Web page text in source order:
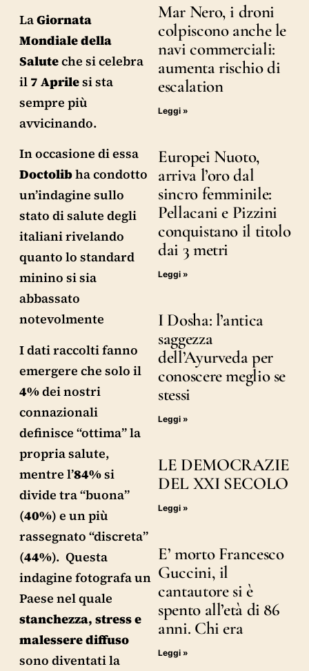
LaGiornata
Mondiale della
Saluteche si celebra
il7 Aprilesi sta
sempre più
avvicinando.
In occasione di essa
Doctolibha condotto
un’indagine sullo
stato di salute degli
italiani rivelando
quanto lo standard
minino si sia
abbassato
notevolmente
I dati raccolti fanno
emergere che solo il
4%dei nostri
connazionali
definisce “ottima” la
propria salute,
mentre l’84%si
divide tra “buona”
(40%) e un più
rassegnato “discreta”
(44%). Questa
indagine fotografa un
Paese nel quale
stanchezza, stress e
malessere diffuso
sono diventati la
Mar Nero, i droni
colpiscono anche le
navi commerciali:
aumenta rischio di
escalation
Leggi »
Europei Nuoto,
arriva l’oro dal
sincro femminile:
Pellacani e Pizzini
conquistano il titolo
dai 3 metri
Leggi »
I Dosha: l’antica
saggezza
dell’Ayurveda per
conoscere meglio se
stessi
Leggi »
LE DEMOCRAZIE
DEL XXI SECOLO
Leggi »
E’ morto Francesco
Guccini, il
cantautore si è
spento all’età di 86
anni. Chi era
Leggi »